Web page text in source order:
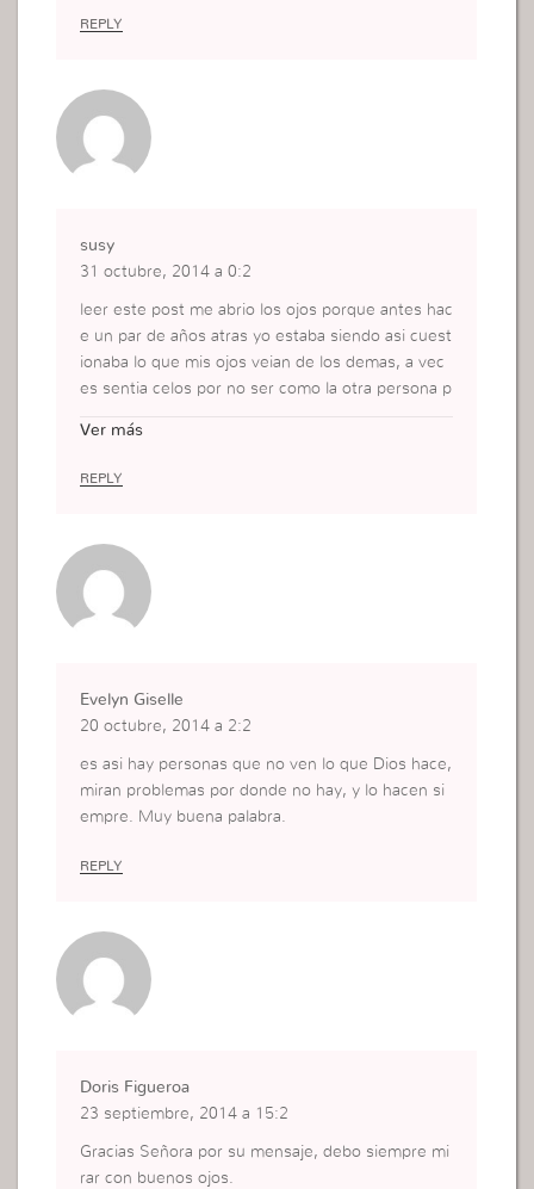
REPLY
susy
31 octubre, 2014 a 0:2
leer este post me abrio los ojos porque antes hac
e un par de años atras yo estaba siendo asi cuest
ionaba lo que mis ojos veian de los demas, a vec
es sentia celos por no ser como la otra persona p
e y nunca olvidarnos de cuidar nuestros ojos y asi
seguir agradando a Dios
Ver más
REPLY
Evelyn Giselle
20 octubre, 2014 a 2:2
es asi hay personas que no ven lo que Dios hace,
miran problemas por donde no hay, y lo hacen si
empre. Muy buena palabra.
REPLY
Doris Figueroa
23 septiembre, 2014 a 15:2
Gracias Señora por su mensaje, debo siempre mi
rar con buenos ojos.